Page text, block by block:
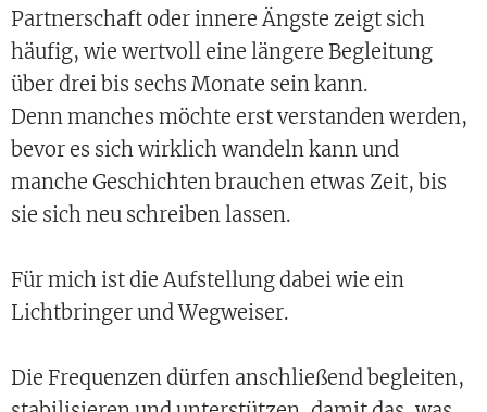
Partnerschaft oder innere Ängste zeigt sich
häufig, wie wertvoll eine längere Begleitung
über drei bis sechs Monate sein kann.
Denn manches möchte erst verstanden werden,
bevor es sich wirklich wandeln kann und
manche Geschichten brauchen etwas Zeit, bis
sie sich neu schreiben lassen.
Für mich ist die Aufstellung dabei wie ein
Lichtbringer und Wegweiser. 💫
Die Frequenzen dürfen anschließend begleiten,